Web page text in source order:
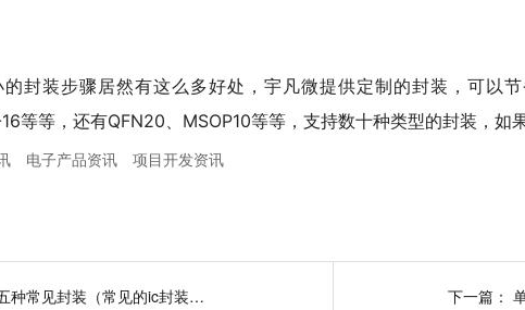
封装步骤居然有这么多好处，宇凡微提供定制的封装，可以
等等，还有QFN20、MSOP10等等，支持数十种类型的封装，如
电子产品资讯
项目开发资讯
集成电路五种常见封装（常见的ic封装大全） 下一篇：